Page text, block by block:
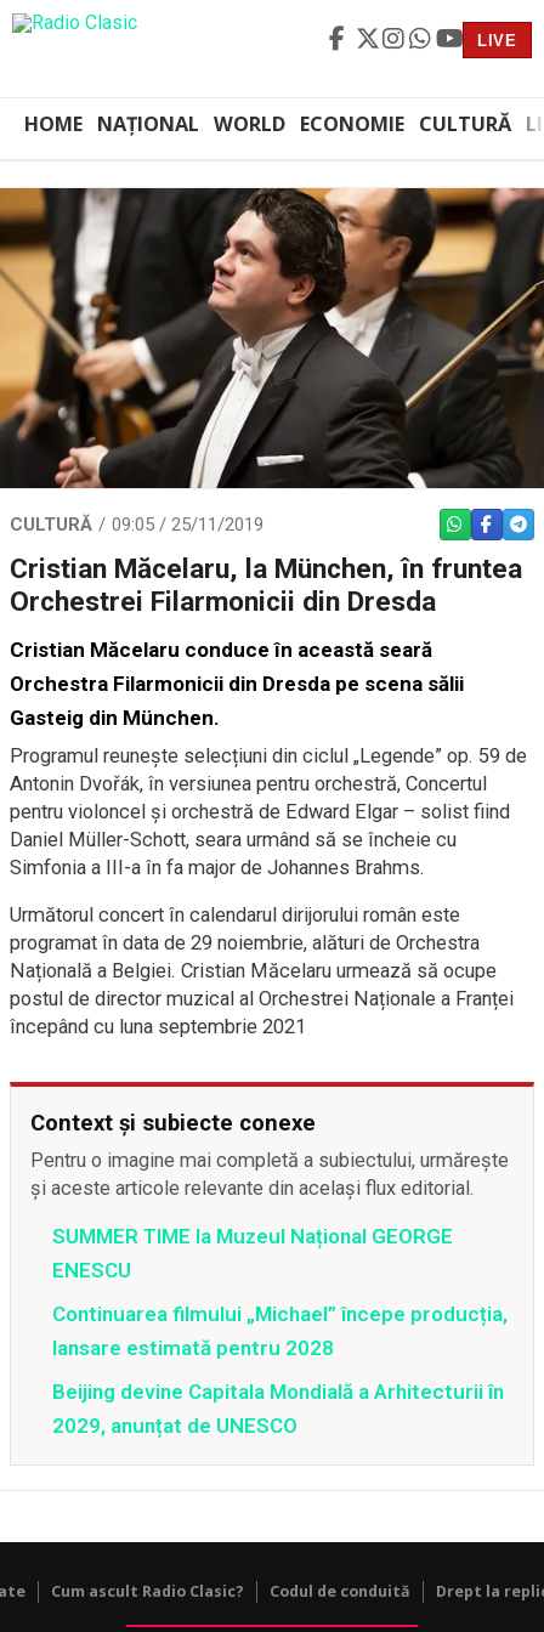
LIVE
HOME NAȚIONAL WORLD ECONOMIE CULTURĂ
CULTURĂ 09:05 / 25/11/2019 WHATSAPP
Cristian Măcelaru, la München, în fruntea
Orchestrei Filarmonicii din Dresda
Cristian Măcelaru conduce în această seară
Orchestra Filarmonicii din Dresda pe scena sălii
Gasteig din München.
Programul reuneşte selecțiuni din ciclul „Legende” op. 59 de
Antonin Dvořák, în versiunea pentru orchestră, Concertul
pentru violoncel și orchestră de Edward Elgar – solist fiind
Daniel Müller-Schott, seara urmând să se încheie cu
Simfonia a III-a în fa major de Johannes Brahms.
Următorul concert în calendarul dirijorului român este
programat în data de 29 noiembrie, alături de Orchestra
Națională a Belgiei. Cristian Măcelaru urmează să ocupe
postul de director muzical al Orchestrei Naționale a Franței
începând cu luna septembrie 2021
Context și subiecte conexe
Pentru o imagine mai completă a subiectului, urmărește
și aceste articole relevante din același flux editorial.
SUMMER TIME la Muzeul Național GEORGE
ENESCU
Continuarea filmului „Michael” începe producția,
lansare estimată pentru 2028
Beijing devine Capitala Mondială a Arhitecturii în
2029, anunțat de UNESCO
Cum ascult Radio Clasic? Codul de conduită Drept la